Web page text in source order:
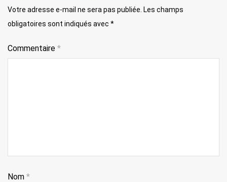
Votre adresse e-mail ne sera pas publiée. Les champs
obligatoires sont indiqués avec *
Commentaire *
Nom *